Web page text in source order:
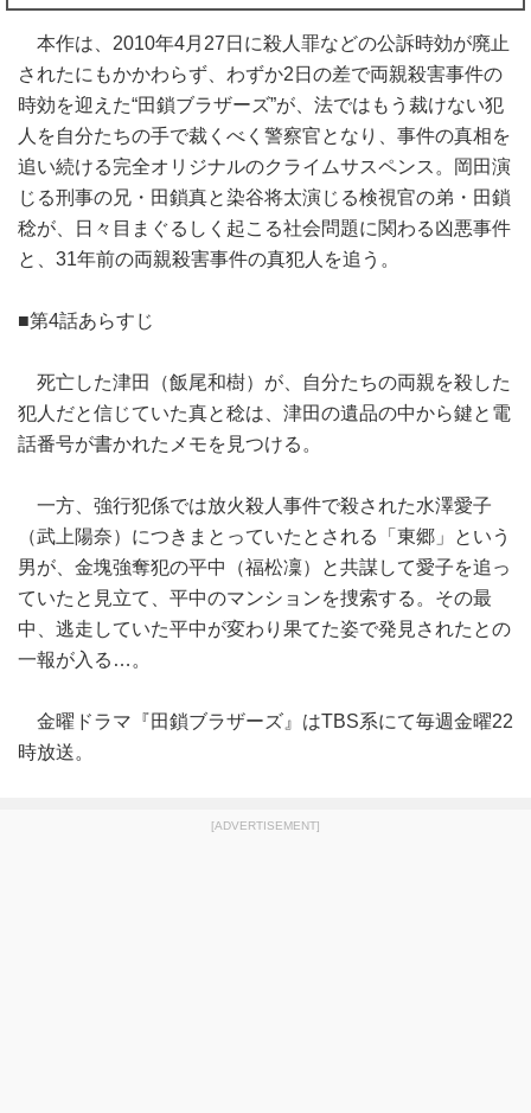
本作は、2010年4月27日に殺人罪などの公訴時効が廃止
されたにもかかわらず、わずか2日の差で両親殺害事件の
時効を迎えた“田鎖ブラザーズ”が、法ではもう裁けない犯
人を自分たちの手で裁くべく警察官となり、事件の真相を
追い続ける完全オリジナルのクライムサスペンス。岡田演
じる刑事の兄・田鎖真と染谷将太演じる検視官の弟・田鎖
稔が、日々目まぐるしく起こる社会問題に関わる凶悪事件
と、31年前の両親殺害事件の真犯人を追う。
■第4話あらすじ
死亡した津田（飯尾和樹）が、自分たちの両親を殺した
犯人だと信じていた真と稔は、津田の遺品の中から鍵と電
話番号が書かれたメモを見つける。
一方、強行犯係では放火殺人事件で殺された水澤愛子
（武上陽奈）につきまとっていたとされる「東郷」という
男が、金塊強奪犯の平中（福松凜）と共謀して愛子を追っ
ていたと見立て、平中のマンションを捜索する。その最
中、逃走していた平中が変わり果てた姿で発見されたとの
一報が入る…。
金曜ドラマ『田鎖ブラザーズ』はTBS系にて毎週金曜22
時放送。
[ADVERTISEMENT]